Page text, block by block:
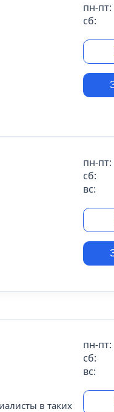
пн-пт:
сб:
пн-пт:
сб:
вс:
в таких
пн-пт:
сб:
вс: